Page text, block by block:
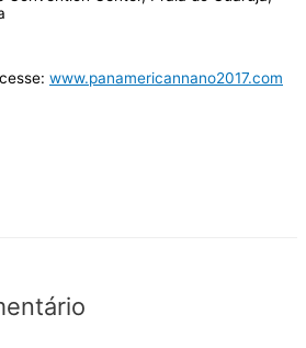
www.panamericannano2017.com